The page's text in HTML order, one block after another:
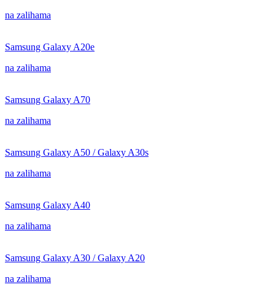
na zalihama
Samsung Galaxy A20e
na zalihama
Samsung Galaxy A70
na zalihama
Samsung Galaxy A50 / Galaxy A30s
na zalihama
Samsung Galaxy A40
na zalihama
Samsung Galaxy A30 / Galaxy A20
na zalihama